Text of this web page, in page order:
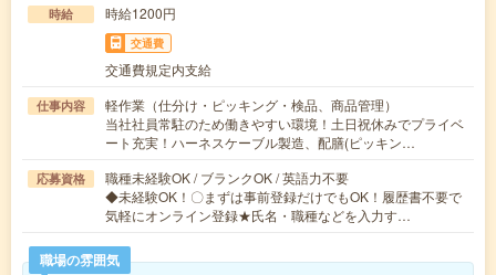
時給 時給1200円
交通費
交通費規定内支給
仕事内容
軽作業（仕分け・ピッキング・検品、商品管理）
当社社員常駐のため働きやすい環境！土日祝休みでプライベ
ート充実！ハーネスケーブル製造、配膳(ピッキン…
応募資格
職種未経験OK / ブランクOK / 英語力不要
◆未経験OK！〇まずは事前登録だけでもOK！履歴書不要で
気軽にオンライン登録★氏名・職種などを入力す…
職場の雰囲気